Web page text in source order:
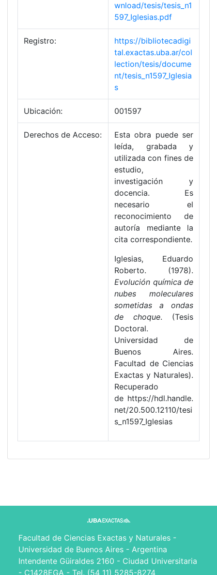
wnload/tesis/tesis_n1
597_Iglesias.pdf
Registro:
https://bibliotecadigi
tal.exactas.uba.ar/col
lection/tesis/docume
nt/tesis_n1597_Iglesia
s
Ubicación: 001597
Derechos de Acceso:
Esta obra puede ser
leída, grabada y
utilizada con fines de
estudio,
investigación y
docencia. Es
necesario el
reconocimiento de
autoría mediante la
cita correspondiente.
Iglesias, Eduardo
Roberto. (1978).
Evolución química de
nubes moleculares
sometidas a ondas
de choque. (Tesis
Doctoral.
Universidad de
Buenos Aires.
Facultad de Ciencias
Exactas y Naturales).
Recuperado
de https://hdl.handle.
net/20.500.12110/tesi
s_n1597_Iglesias
Facultad de Ciencias Exactas y Naturales -
Universidad de Buenos Aires - Argentina
Intendente Güiraldes 2160 - Ciudad Universitaria
- C1428EGA - Tel. (54 11) 5285-8274